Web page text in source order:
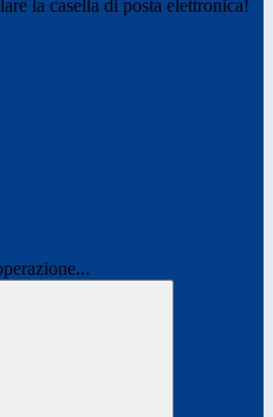
la casella di posta elettronica!